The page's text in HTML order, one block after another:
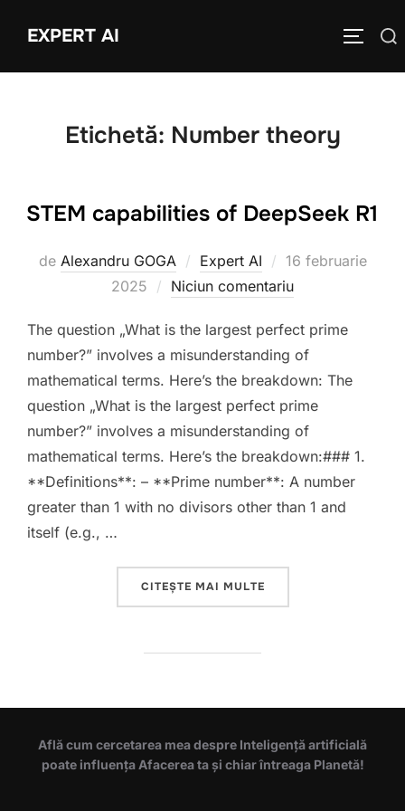
EXPERT AI
Caută
Etichetă: Number theory
STEM capabilities of DeepSeek R1
de Alexandru GOGA Expert AI
Publicat
pe
16 februarie
2025
Niciun comentariu
The question „What is the largest perfect prime
number?” involves a misunderstanding of
mathematical terms. Here’s the breakdown: The
question „What is the largest perfect prime
number?” involves a misunderstanding of
mathematical terms. Here’s the breakdown:### 1.
**Definitions**: – **Prime number**: A number
greater than 1 with no divisors other than 1 and
itself (e.g., …
CITEȘTE MAI MULTE„STEM CAPABILITIES
Află cum cercetarea mea despre Inteligență artificială
poate influența Afacerea ta și chiar întreaga Planetă!